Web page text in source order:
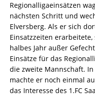
Regionalligaeinsätzen
nächsten Schritt und
Elversberg. Als er sich
Einsatzzeiten
halbes Jahr außer
Einsätze für das
die zweite Mannschaft.
machte er noch einmal
das Interesse des 1.FC